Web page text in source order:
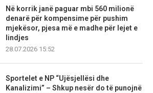
Në korrik janë paguar mbi 560 milionë
denarë për kompensime për pushim
mjekësor, pjesa më e madhe për lejet e
lindjes
28.07.2026 15:52
Sportelet e NP “Ujësjellësi dhe
Kanalizimi” – Shkup nesër do të punojnë